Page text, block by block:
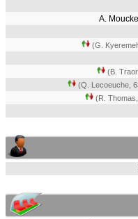
A.
(G.
(B.
(Q. Lecoeuche,
(R.